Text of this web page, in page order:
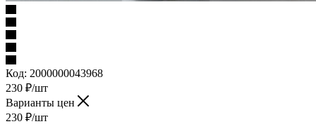
Код: 2000000043968
230 ₽/шт
Варианты цен
230 ₽/шт